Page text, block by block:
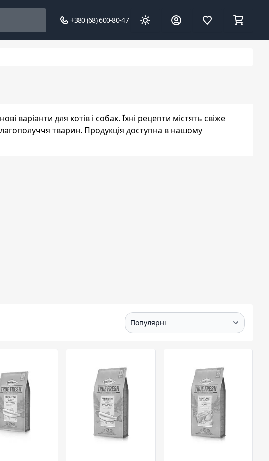
+380 (68) 600-80-47
варіанти для котів і собак. Їхні рецепти містять свіже
тварин. Продукція доступна в нашому